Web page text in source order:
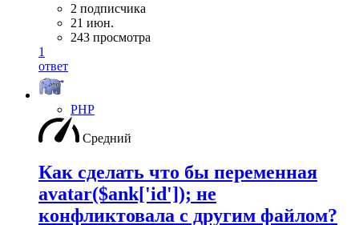
2 подписчика
21 июн.
243 просмотра
1
ответ
PHP
Средний
Как сделать что бы переменная
avatar($ank['id']); не
конфликтовала с другим файлом?